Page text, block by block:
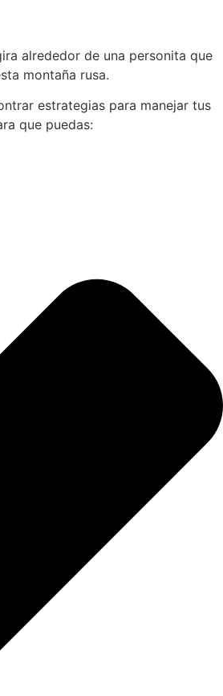
alrededor de una personita que
montaña rusa.
estrategias para manejar tus
que puedas: